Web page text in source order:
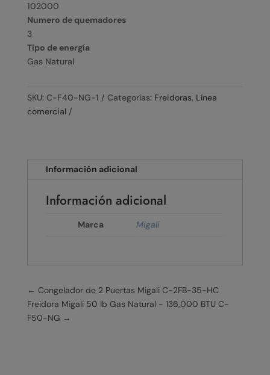
102000
Numero de quemadores
3
Tipo de energía
Gas Natural
SKU: C-F40-NG-1 Categorías: Freidoras, Línea
comercial
Información adicional
Información adicional
Marca Migali
← Congelador de 2 Puertas Migali C-2FB-35-HC
Freidora Migali 50 lb Gas Natural - 136,000 BTU C-
F50-NG →